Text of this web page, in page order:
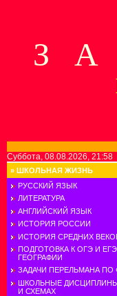
З
Суббота, 08.08.2026, 21:58
» ШКОЛЬНАЯ ЖИЗНЬ
РУССКИЙ ЯЗЫК
ЛИТЕРАТУРА
АНГЛИЙСКИЙ ЯЗЫК
ИСТОРИЯ РОССИИ
ИСТОРИЯ СРЕДНИХ
ПОДГОТОВКА К ОГЭ И
ГЕОГРАФИИ
ЗАДАЧИ ПЕРЕЛЬМАНА ПО
ШКОЛЬНЫЕ
И СХЕМАХ